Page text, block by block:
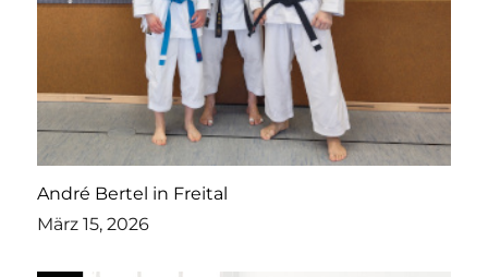
André Bertel in Freital
März 15, 2026